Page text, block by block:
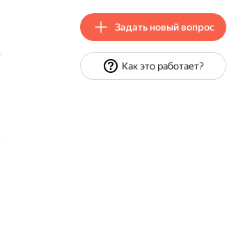
Задать новый вопрос
Как это работает?